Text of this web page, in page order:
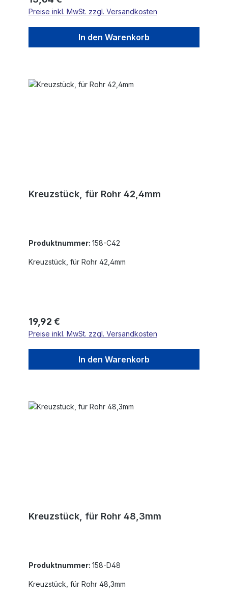
Preise inkl. MwSt. zzgl. Versandkosten
In den Warenkorb
Kreuzstück, für Rohr 42,4mm
Produktnummer: 158-C42
Kreuzstück, für Rohr 42,4mm
Regulärer Preis:
19,92 €
Preise inkl. MwSt. zzgl. Versandkosten
In den Warenkorb
Kreuzstück, für Rohr 48,3mm
Produktnummer: 158-D48
Kreuzstück, für Rohr 48,3mm